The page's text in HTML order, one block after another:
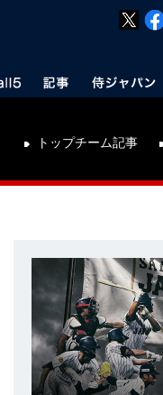
トップチーム記事